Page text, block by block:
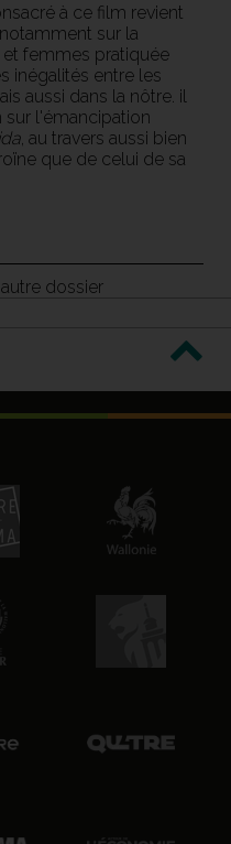
à ce film revient
sur la
femmes pratiquée
inégalités entre les
aussi dans la nôtre. il
sur l'émancipation
, au travers aussi bien
que de celui de sa
dossier